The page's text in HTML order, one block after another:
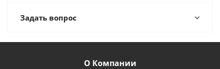
Задать вопрос
О Компании